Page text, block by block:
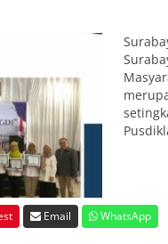
Email WhatsApp